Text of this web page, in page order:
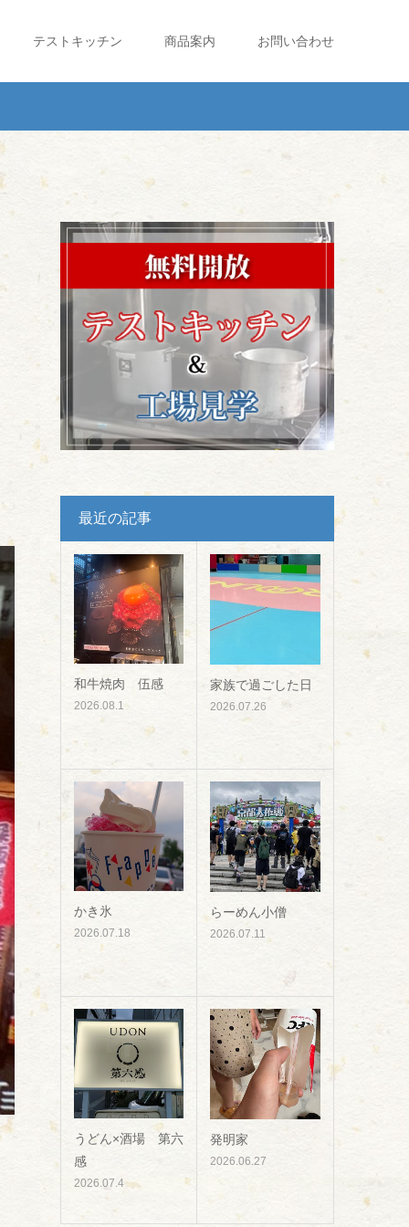
テストキッチン 商品案内 お問い合わせ
最近の記事
和牛焼肉 伍感
2026.08.1
家族で過ごした日
2026.07.26
かき氷
2026.07.18
らーめん小僧
2026.07.11
うどん×酒場 第六
感
2026.07.4
発明家
2026.06.27